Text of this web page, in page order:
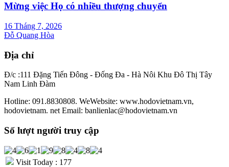
Mừng việc Họ có nhiều thượng chuyển
16 Tháng 7, 2026
Đỗ Quang Hòa
Địa chỉ
Đ/c :111 Đặng Tiến Đông - Đống Đa - Hà Nôi Khu Đô Thị Tây
Nam Linh Đàm
Hotline: 091.8830808. WeWebsite: www.hodovietnam.vn,
hodovietnam. net Email: banlienlac@hodovietnam.vn
Số lượt người truy cập
Visit Today : 177